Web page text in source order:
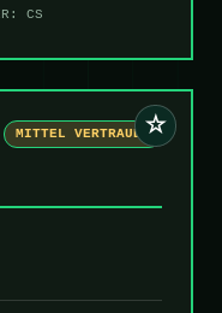
CS
☆
MITTEL VERTRAUEN